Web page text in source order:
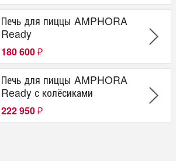
Печь для пиццы AMPHORA
Ready
180 600 ₽
Печь для пиццы AMPHORA
Ready с колёсиками
222 950 ₽